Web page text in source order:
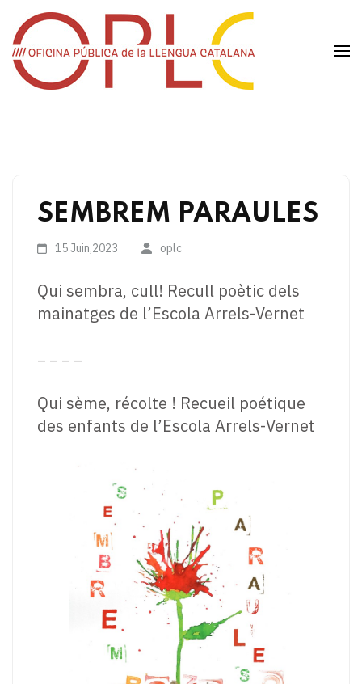
contenu
(Pressez
SEMBREM PARAULES
15 Juin,2023 oplc
Qui sembra, cull! Recull poètic dels
mainatges de l’Escola Arrels-Vernet
– – – –
Qui sème, récolte ! Recueil poétique
des enfants de l’Escola Arrels-Vernet